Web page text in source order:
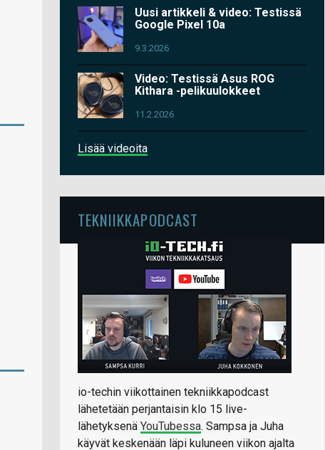
Uusi artikkeli & video: Testissä
Google Pixel 10a
9.3.2026
Video: Testissä Asus ROG
Kithara -pelikuulokkeet
11.2.2026
Lisää videoita
TEKNIIKKAPODCAST
io-techin viikottainen tekniikkapodcast
lähetetään perjantaisin klo 15 live-
lähetyksenä YouTubessa. Sampsa ja Juha
käyvät keskenään läpi kuluneen viikon ajalta